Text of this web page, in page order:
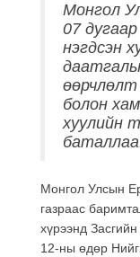
Монгол
07
нэгдсэн
өөрчлөлт
болон
хуулийн
Монгол Улсын
газраас
хүрээнд
12-ны өдөр